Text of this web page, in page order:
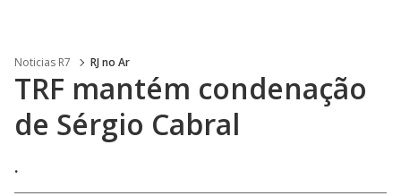
Noticias R7 RJ no Ar
TRF mantém condenação
de Sérgio Cabral
.